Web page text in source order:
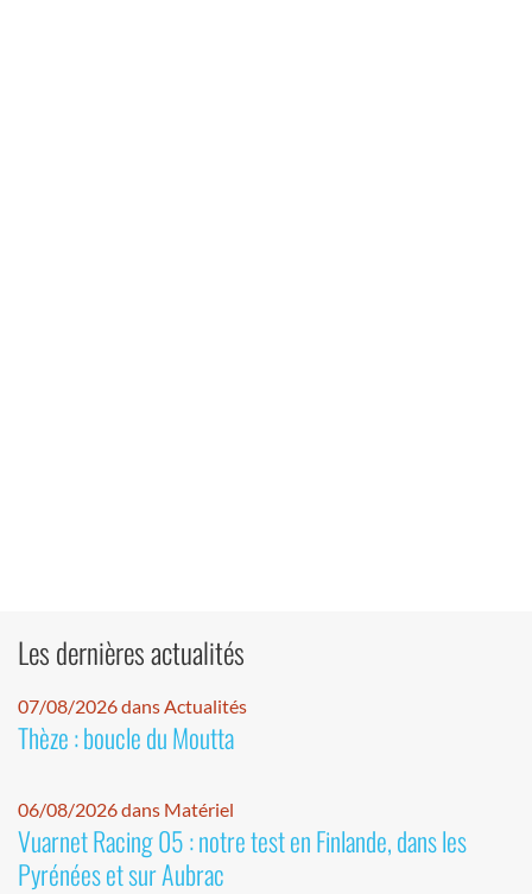
Les dernières actualités
07/08/2026 dans Actualités
Thèze : boucle du Moutta
06/08/2026 dans Matériel
Vuarnet Racing 05 : notre test en Finlande, dans les
Pyrénées et sur Aubrac